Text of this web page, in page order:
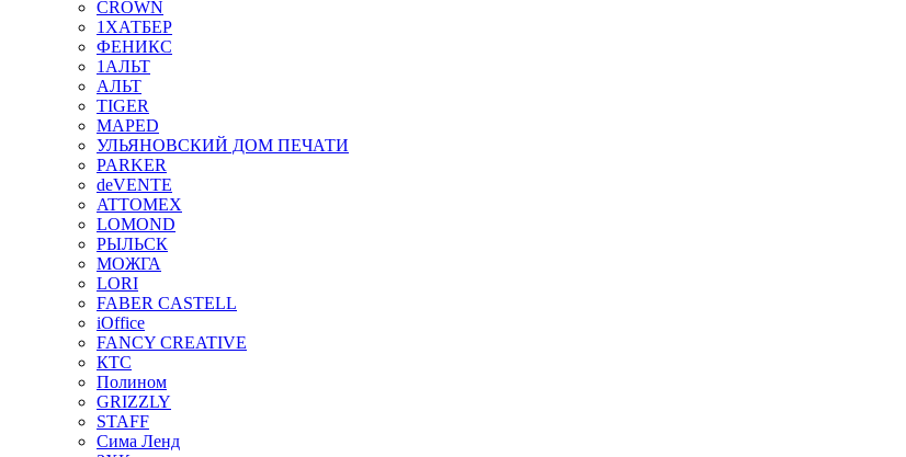
CROWN
1ХАТБЕР
ФЕНИКС
1АЛЬТ
АЛЬТ
TIGER
MAPED
УЛЬЯНОВСКИЙ ДОМ ПЕЧАТИ
PARKER
deVENTE
ATTOMEX
LOMOND
РЫЛЬСК
МОЖГА
LORI
FABER CASTELL
iOffice
FANCY CREATIVE
КТС
Полином
GRIZZLY
STAFF
Сима Ленд